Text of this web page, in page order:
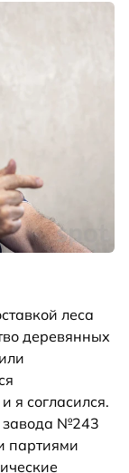
леса
деревянных
я согласился.
завода №243
партиями